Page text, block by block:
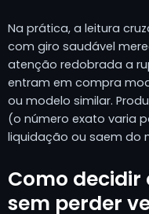
Na prática, a leitura
com giro saudável
atenção redobrada a
entram em compra
ou modelo similar.
(o número exato varia
liquidação ou saem do
Como
sem perder